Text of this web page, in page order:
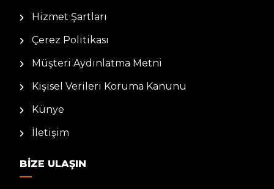
Hizmet Şartları
Çerez Politikası
Müşteri Aydınlatma Metni
Kişisel Verileri Koruma Kanunu
Künye
İletişim
BIZE ULAŞIN